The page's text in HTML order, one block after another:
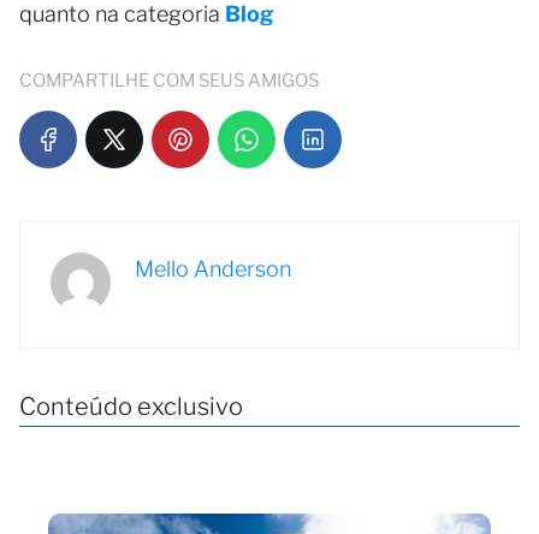
quanto na categoria Blog
COMPARTILHE COM SEUS AMIGOS
Mello Anderson
Conteúdo exclusivo